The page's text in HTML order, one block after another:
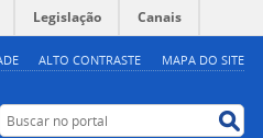
ALTO CONTRASTE MAPA DO SITE
Legislação Canais
Buscar no portal